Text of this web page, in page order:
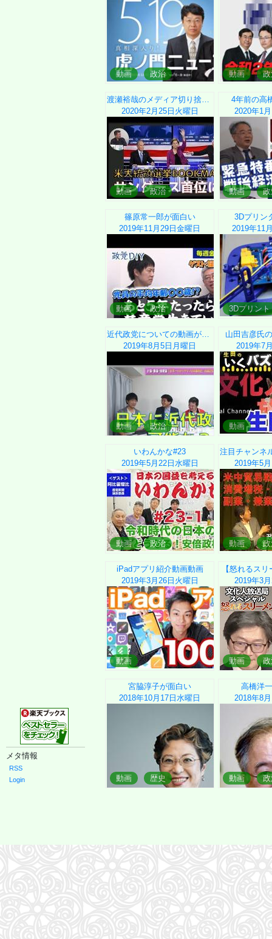
メタ情報
RSS
Login
動画 政治 動画
渡瀬裕哉のメディア切り捨て御免
2020年2月25日 火曜日
動画 政治
4年前の高
2020年1
動画
篠原常一郎が面白い
2019年11月29日 金曜日
動画 政治
3Dプリン
2019年11
3Dプリント
近代政党についての動画が面白い
2019年8月5日 月曜日
動画 政治
山田吉彦氏
2019年7
動画
いわんかな#23
2019年5月22日 水曜日
動画 政治
2019年5
動画
iPadアプリ紹介動画動画
2019年3月26日 火曜日
動画
【怒れるス
2019年3
動画
宮脇淳子が面白い
2018年10月17日 水曜日
動画 歴史
高橋洋
2018年8
動画